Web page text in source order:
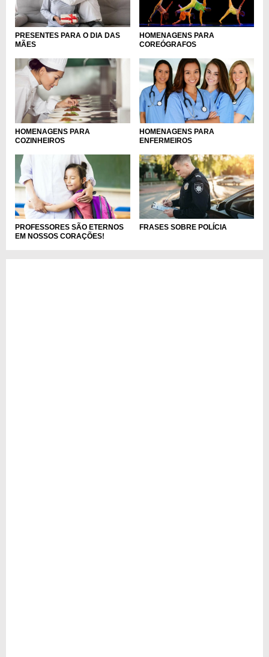
PRESENTES PARA O DIA DAS
MÃES
HOMENAGENS PARA
COREÓGRAFOS
HOMENAGENS PARA
COZINHEIROS
HOMENAGENS PARA
ENFERMEIROS
PROFESSORES SÃO ETERNOS
EM NOSSOS CORAÇÕES!
FRASES SOBRE POLÍCIA